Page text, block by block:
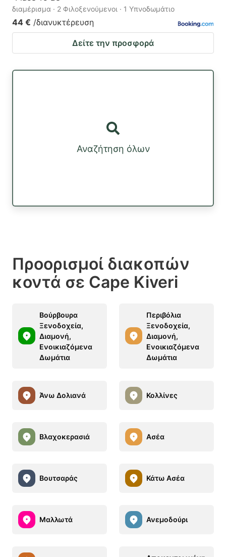
διαμέρισμα · 2 Φιλοξενούμενοι · 1 Υπνοδωμάτιο
44 € /διανυκτέρευση
Δείτε την προσφορά
Αναζήτηση όλων
Προορισμοί διακοπών
κοντά σε Cape Kiveri
Βούρβουρα
Ξενοδοχεία,
Διαμονή,
Ενοικιαζόμενα
Δωμάτια
Περιβόλια
Ξενοδοχεία,
Διαμονή,
Ενοικιαζόμενα
Δωμάτια
Άνω Δολιανά Κολλίνες
Βλαχοκερασιά Ασέα
Βουτσαράς Κάτω Ασέα
Μαλλωτά Ανεμοδούρι